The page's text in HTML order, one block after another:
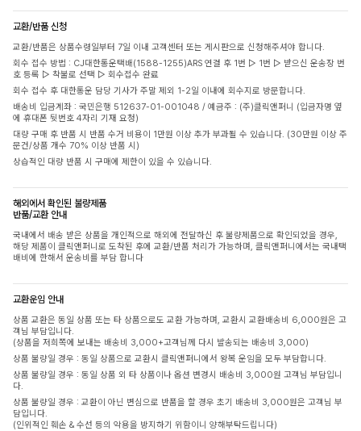
교환/반품 신청
교환/반품은 상품수령일부터 7일 이내 고객센터 또는 게시판으로 신청해주셔야 합니다.
회수 접수 방법 : CJ대한통운택배(1588-1255)ARS 연결 후 1번 ▷ 1번 ▷ 받으신 운송장 번
호 등록 ▷ 착불로 선택 ▷ 회수접수 완료
회수 접수 후 대한통운 담당 기사가 주말 제외 1-2일 이내에 회수지로 방문합니다.
배송비 입금계좌 : 국민은행 512637-01-001048 / 예금주 : (주)클릭앤퍼니 (입금자명 옆
에 휴대폰 뒷번호 4자리 기재 요청)
대량 구매 후 반품 시 반품 수거 비용이 1만원 이상 추가 부과될 수 있습니다. (30만원 이상 주
문건/상품 개수 70% 이상 반품 시)
상습적인 대량 반품 시 구매에 제한이 있을 수 있습니다.
해외에서 확인된 불량제품
반품/교환 안내
국내에서 배송 받은 상품을 개인적으로 해외에 전달하신 후 불량제품으로 확인되었을 경우,
해당 제품이 클릭앤퍼니로 도착된 후에 교환/반품 처리가 가능하며, 클릭앤퍼니에서는 국내택
배비에 한해서 운송비를 부담 합니다
교환운임 안내
상품 교환은 동일 상품 또는 타 상품으로도 교환 가능하며, 교환시 교환배송비 6,000원은 고
객님 부담입니다.
(상품을 저희쪽에 보내는 배송비 3,000+고객님께 다시 발송되는 배송비 3,000)
상품 불량일 경우 : 동일 상품으로 교환시 클릭앤퍼니에서 왕복 운임을 모두 부담합니다.
상품 불량일 경우 : 동일 상품 외 타 상품이나 옵션 변경시 배송비 3,000원 고객님 부담입니
다.
상품 불량일 경우 : 교환이 아닌 변심으로 반품을 할 경우 초기 배송비 3,000원은 고객님 부
담입니다.
(인위적인 훼손 & 수선 등의 악용을 방지하기 위함이니 양해부탁드립니다)